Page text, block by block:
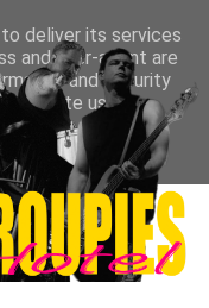
deliver its services
and user-agent are
and security
usage
abuse.
IT